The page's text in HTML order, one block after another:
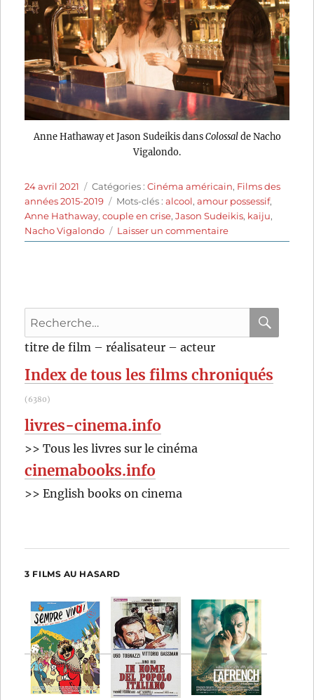
Anne Hathaway et Jason Sudeikis dansColossalde Nacho
Vigalondo.
Publié
le
24 avril 2021 Catégories
Catégories :Cinéma américain, Films des
années 2015-2019
Étiquettes
Mots-clés :alcool,amour possessif,
Anne Hathaway,couple en crise,Jason Sudeikis, kaiju,
Nacho Vigalondo
Laisser un commentairesur
Colossal
Recherche
pour
titre de film – réalisateur – acteur
Index de tous les films chroniqués
(6380)
livres-cinema.info
>> Tous les livres sur le cinéma
cinemabooks.info
>> English books on cinema
3 FILMS AU HASARD